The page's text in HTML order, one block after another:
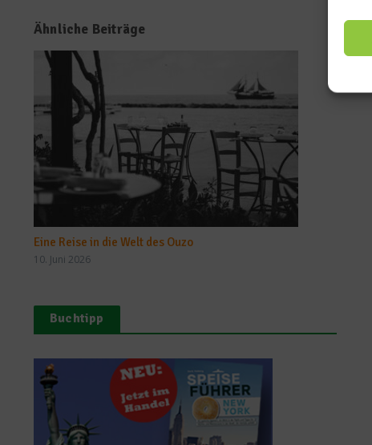
Ähnliche Beiträge
Eine Reise in die Welt des Ouzo
10. Juni 2026
Buchtipp